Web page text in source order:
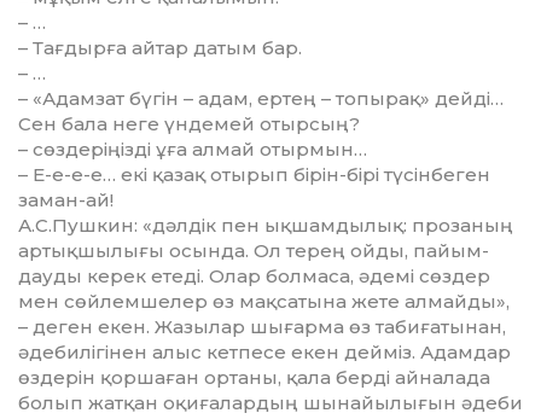
– …
– Тағдырға айтар датым бар.
– …
– «Адамзат бүгін – адам, ер­тең – топырақ» дейді…
Сен бала не­ге үндемей отырсың?
– сөздеріңізді ұға алмай отыр­мын…
– Е-е-е-е… екі қазақ отырып бірін-бірі түсінбеген
заман-ай!
А.С.Пушкин: «дәлдік пен ық­шам­дылық: прозаның
артық­шы­лығы осында. Ол терең ойды, пайым­
дауды керек етеді. Олар бол­маса, әдемі сөздер
мен сөй­лем­шелер өз мақсатына жете ал­майды»,
– деген екен. Жазылар шы­ғарма өз табиғатынан,
әде­би­лігінен алыс кетпесе екен дейміз. Адамдар
өздерін қоршаған ортаны, қала берді айналада
болып жатқан оқиғалардың шынайы­лы­ғын әдеби